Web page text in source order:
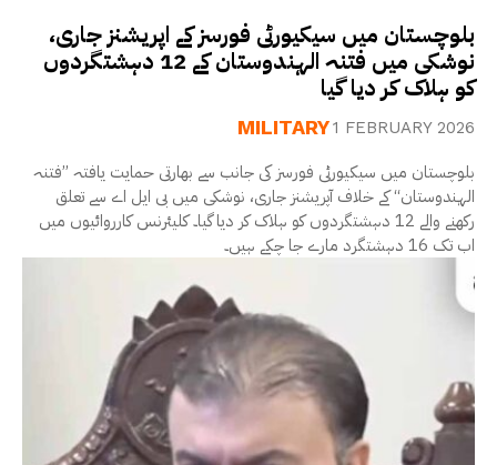
بلوچستان میں سیکیورٹی فورسز کے اپریشنز جاری،
نوشکی میں فتنہ الہندوستان کے 12 دہشتگردوں
کو ہلاک کر دیا گیا
MILITARY1 FEBRUARY 2026
بلوچستان میں سیکیورٹی فورسز کی جانب سے بھارتی حمایت یافتہ ’’فتنہ
الہندوستان‘‘ کے خلاف آپریشنز جاری، نوشکی میں بی ایل اے سے تعلق
رکھنے والے 12 دہشتگردوں کو ہلاک کر دیا گیا۔ کلیئرنس کارروائیوں میں
اب تک 16 دہشتگرد مارے جا چکے ہیں۔